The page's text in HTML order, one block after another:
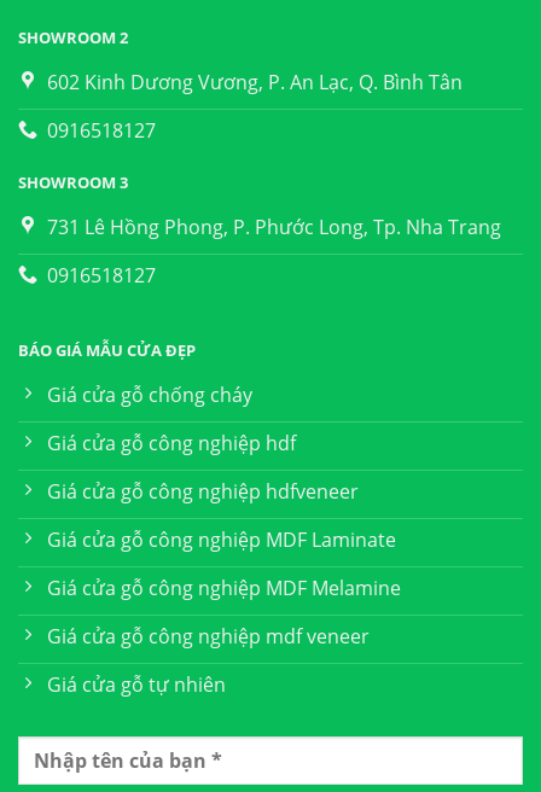
SHOWROOM 2
602 Kinh Dương Vương, P. An Lạc, Q. Bình Tân
0916518127
SHOWROOM 3
731 Lê Hồng Phong, P. Phước Long, Tp. Nha Trang
0916518127
BÁO GIÁ MẪU CỬA ĐẸP
Giá cửa gỗ chống cháy
Giá cửa gỗ công nghiệp hdf
Giá cửa gỗ công nghiệp hdfveneer
Giá cửa gỗ công nghiệp MDF Laminate
Giá cửa gỗ công nghiệp MDF Melamine
Giá cửa gỗ công nghiệp mdf veneer
Giá cửa gỗ tự nhiên